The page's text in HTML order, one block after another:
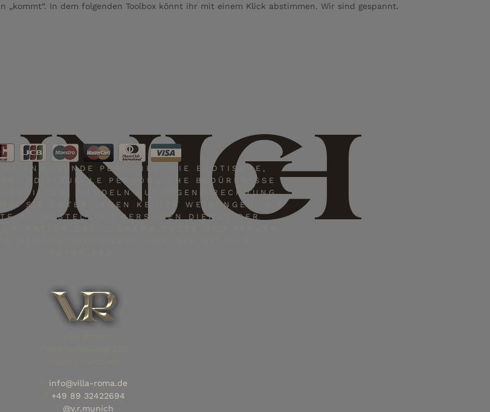
In dem folgenden Toolbox könnt ihr mit einem Klick abstimmen. Wir sind gespannt.
ANWESENDE PERSONEN, DIE EROTISCHE,
INDIVIDUELLE PERSÖNLICHE BEDÜRFNISSE
ANBIETEN, HANDELN AUF EIGENE RECHNUNG
SIE UNTERLIEGEN KEINEN WEISUNGEN. DIE
DARGESTELLTEN PERSONEN DIENEN DER
info@villa-roma.de
+49 89 32422694
@v.r.munich